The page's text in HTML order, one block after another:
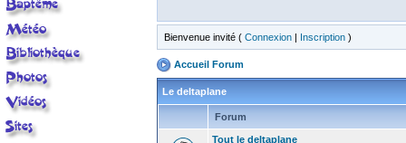
Bienvenue invité ( Connexion | Inscription )
Accueil Forum
Le deltaplane
Forum
Tout le deltaplane